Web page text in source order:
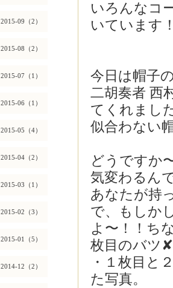
2015-09（2）
2015-08（2）
2015-07（1）
2015-06（1）
2015-05（4）
2015-04（2）
2015-03（1）
2015-02（3）
2015-01（5）
2014-12（2）
いろんなコ
いていま
今日は帽子
二胡奏者 西
てくれまし
似合わない
どうですか
気変わるん
あなたが持
で、もしか
よ〜！！ち
枚目のバツ
・１枚目と
た写真。